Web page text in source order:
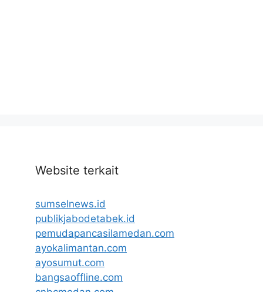
Website terkait
sumselnews.id
publikjabodetabek.id
pemudapancasilamedan.com
ayokalimantan.com
ayosumut.com
bangsaoffline.com